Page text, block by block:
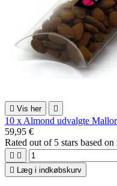
 Vis her 
10 x Almond udvalgte
59,95 €
Rated out of 5 stars based on
 

Læg i indkøbskurv